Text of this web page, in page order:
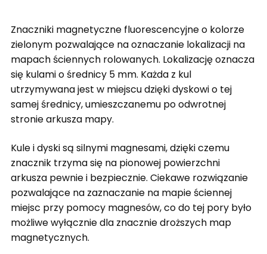
Znaczniki magnetyczne fluorescencyjne o kolorze
zielonym pozwalające na oznaczanie lokalizacji na
mapach ściennych rolowanych. Lokalizację oznacza
się kulami o średnicy 5 mm. Każda z kul
utrzymywana jest w miejscu dzięki dyskowi o tej
samej średnicy, umieszczanemu po odwrotnej
stronie arkusza mapy.
Kule i dyski są silnymi magnesami, dzięki czemu
znacznik trzyma się na pionowej powierzchni
arkusza pewnie i bezpiecznie. Ciekawe rozwiązanie
pozwalające na zaznaczanie na mapie ściennej
miejsc przy pomocy magnesów, co do tej pory było
możliwe wyłącznie dla znacznie droższych map
magnetycznych.